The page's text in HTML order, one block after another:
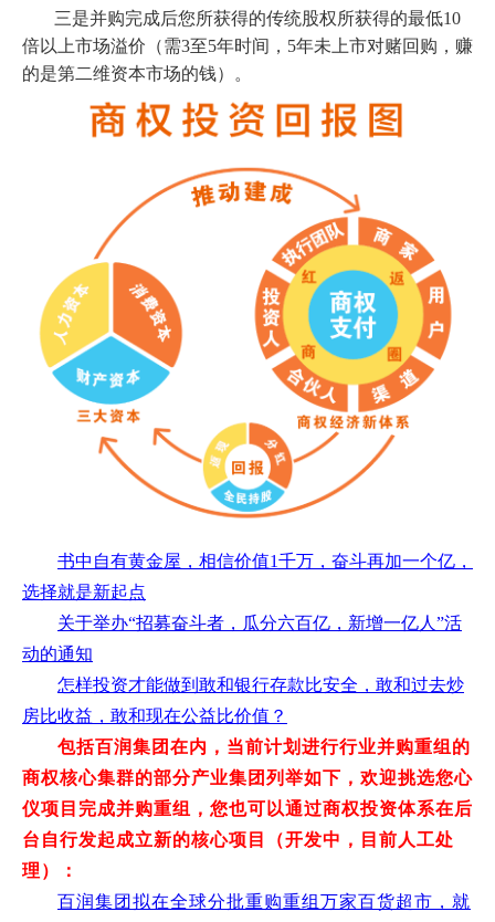
三是并购完成后您所获得的传统股权所获得的最低10
倍以上市场溢价（需3至5年时间，5年未上市对赌回购，赚
的是第二维资本市场的钱）。
书中自有黄金屋，相信价值1千万，奋斗再加一个亿，
选择就是新起点
关于举办“招募奋斗者，瓜分六百亿，新增一亿人”活
动的通知
怎样投资才能做到敢和银行存款比安全，敢和过去炒
房比收益，敢和现在公益比价值？
包括百润集团在内，当前计划进行行业并购重组的
商权核心集群的部分产业集团列举如下，欢迎挑选您心
仪项目完成并购重组，您也可以通过商权投资体系在后
台自行发起成立新的核心项目（开发中，目前人工处
理）：
百润集团拟在全球分批重购重组万家百货超市，就